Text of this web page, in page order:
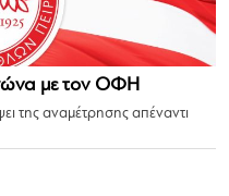
με τον ΟΦΗ
της αναμέτρησης απέναντι